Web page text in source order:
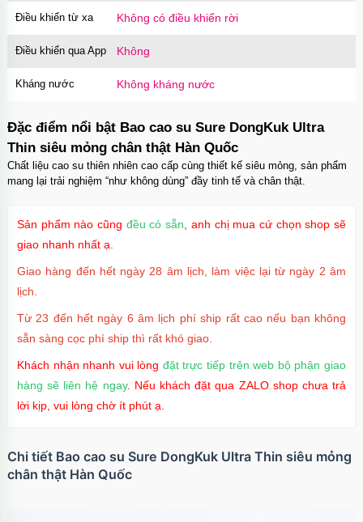
Điều khiển từ xa Không có điều khiển rời
Điều khiển qua App Không
Kháng nước Không kháng nước
Đặc điểm nổi bật Bao cao su Sure DongKuk Ultra
Thin siêu mỏng chân thật Hàn Quốc
Chất liệu cao su thiên nhiên cao cấp cùng thiết kế siêu mỏng, sản phẩm
mang lại trải nghiệm “như không dùng” đầy tinh tế và chân thật.
Sản phẩm nào cũng đều có sẵn , anh chị mua cứ chọn shop sẽ
giao nhanh nhất ạ.
Giao hàng đến hết ngày 28 âm lịch, làm việc lại từ ngày 2 âm
lịch.
Từ 23 đến hết ngày 6 âm lịch phí ship rất cao nếu bạn không
sẵn sàng cọc phí ship thì rất khó giao.
Khách nhận nhanh vui lòng đặt trực tiếp trên web bộ phận giao
hàng sẽ liên hệ ngay. Nếu khách đặt qua ZALO shop chưa trả
lời kịp, vui lòng chờ ít phút ạ.
Chi tiết Bao cao su Sure DongKuk Ultra Thin siêu mỏng
chân thật Hàn Quốc